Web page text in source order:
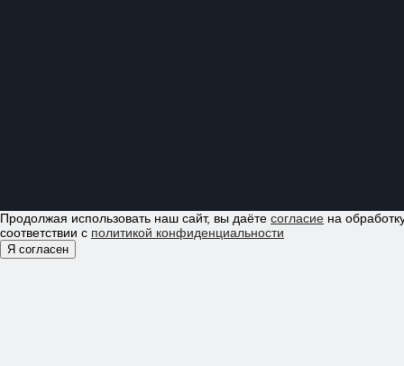
Продолжая использовать наш сайт, вы даёте согласие на
соответствии с политикой конфиденциальности
Я согласен